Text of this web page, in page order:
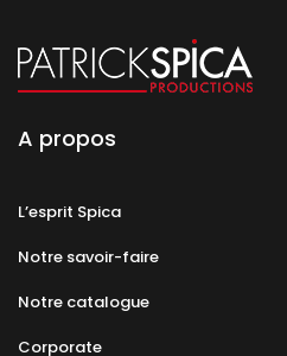
A propos
L’esprit Spica
Notre savoir-faire
Notre catalogue
Corporate